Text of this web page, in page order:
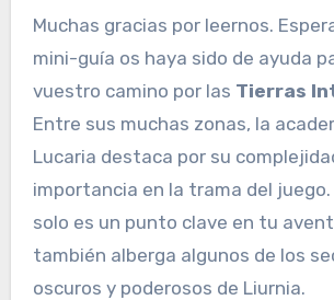
Muchas gracias por leernos.
mini-guía os haya sido de ayuda
vuestro camino por las Tierras
Entre sus muchas zonas, la
Lucaria destaca por su
importancia en la trama del
solo es un punto clave en tu
también alberga algunos de los
oscuros y poderosos de Liurnia.